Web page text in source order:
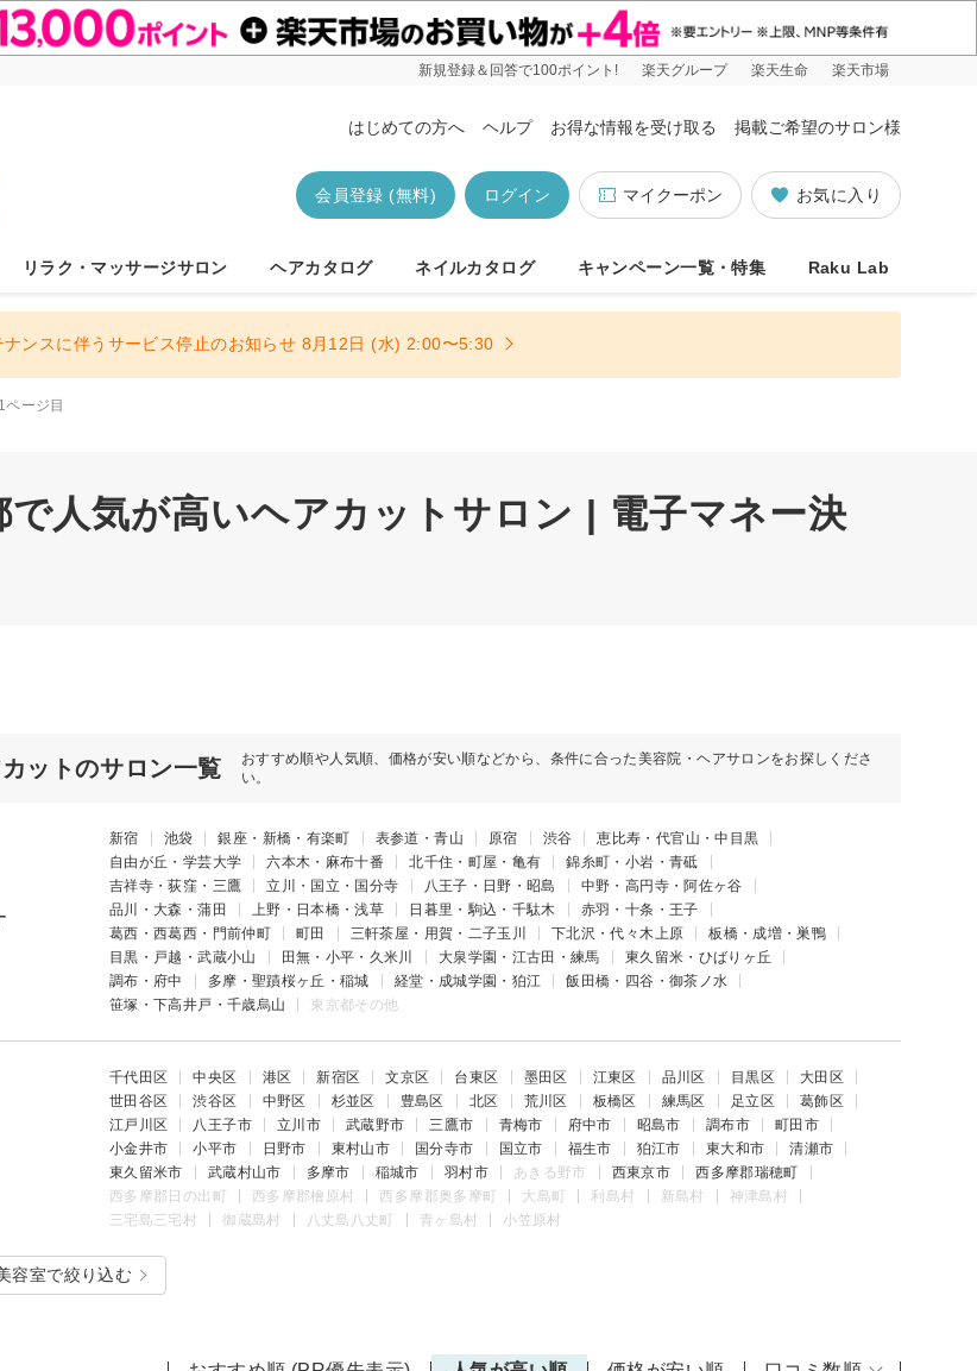
新規登録＆回答で100ポイント! 楽天グループ 楽天生命 楽天市場
はじめての方へ ヘルプ お得な情報を受け取る 掲載ご希望のサロン様
お気に入り
マイクーポン
ログイン
会員登録 (無料)
リラク・マッサージサロン ヘアカタログ ネイルカタログ キャンペーン一覧・特集 Raku Lab
ナンスに伴うサービス停止のお知らせ 8月12日 (水) 2:00〜5:30
ページ目
人気が高いヘアカットサロン | 電子マネー決
ットのサロン一覧
おすすめ順や人気順、価格が安い順などから、条件に合った美容院・ヘアサロンをお探しくださ
い。
新宿 池袋 銀座・新橋・有楽町 表参道・青山 原宿 渋谷
恵比寿・代官山・中目黒
自由が丘・学芸大学
六本木・麻布十番 北千住・町屋・亀有
錦糸町・小岩・青砥
吉祥寺・荻窪・三鷹
立川・国立・国分寺 八王子・日野・昭島
中野・高円寺・阿佐ヶ谷
品川・大森・蒲田
上野・日本橋・浅草 日暮里・駒込・千駄木
赤羽・十条・王子
葛西・西葛西・門前仲町
町田 三軒茶屋・用賀・二子玉川 下北沢・代々木上原
板橋・成増・巣鴨
目黒・戸越・武蔵小山
田無・小平・久米川 大泉学園・江古田・練馬
東久留米・ひばりヶ丘
調布・府中
多摩・聖蹟桜ヶ丘・稲城 経堂・成城学園・狛江
飯田橋・四谷・御茶ノ水
笹塚・下高井戸・千歳烏山
東京都その他
千代田区 中央区 港区 新宿区 文京区 台東区 墨田区 江東区 品川区 目黒区
大田区
世田谷区
渋谷区 中野区 杉並区 豊島区 北区 荒川区 板橋区 練馬区 足立区
葛飾区
江戸川区
八王子市 立川市 武蔵野市 三鷹市 青梅市 府中市 昭島市 調布市
町田市
小金井市
小平市 日野市 東村山市 国分寺市 国立市 福生市 狛江市 東大和市
清瀬市
東久留米市
武蔵村山市 多摩市 稲城市 羽村市 あきる野市 西東京市
西多摩郡瑞穂町
西多摩郡日の出町
西多摩郡檜原村 西多摩郡奥多摩町 大島町 利島村 新島村
神津島村
三宅島三宅村
御蔵島村 八丈島八丈町 青ヶ島村 小笠原村
容室で絞り込む